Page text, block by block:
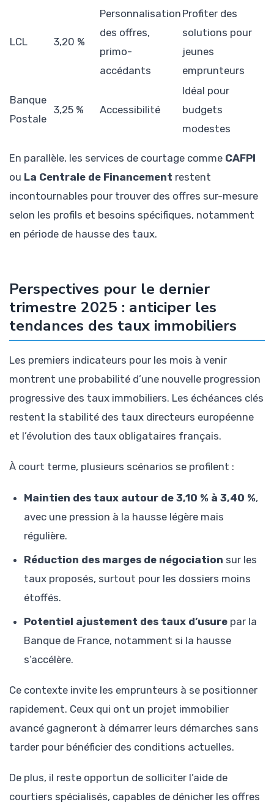
LCL 3,20 %
Personnalisation
des offres,
primo-
accédants
Profiter des
solutions pour
jeunes
emprunteurs
Banque
Postale
3,25 % Accessibilité
Idéal pour
budgets
modestes
En parallèle, les services de courtage comme CAFPI
ou La Centrale de Financement restent
incontournables pour trouver des offres sur-mesure
selon les profils et besoins spécifiques, notamment
en période de hausse des taux.
Perspectives pour le dernier
trimestre 2025 : anticiper les
tendances des taux immobiliers
Les premiers indicateurs pour les mois à venir
montrent une probabilité d’une nouvelle progression
progressive des taux immobiliers. Les échéances clés
restent la stabilité des taux directeurs européenne
et l’évolution des taux obligataires français.
À court terme, plusieurs scénarios se profilent :
Maintien des taux autour de 3,10 % à 3,40 %,
avec une pression à la hausse légère mais
régulière.
Réduction des marges de négociation sur les
taux proposés, surtout pour les dossiers moins
étoffés.
Potentiel ajustement des taux d’usure par la
Banque de France, notamment si la hausse
s’accélère.
Ce contexte invite les emprunteurs à se positionner
rapidement. Ceux qui ont un projet immobilier
avancé gagneront à démarrer leurs démarches sans
tarder pour bénéficier des conditions actuelles.
De plus, il reste opportun de solliciter l’aide de
courtiers spécialisés, capables de dénicher les offres